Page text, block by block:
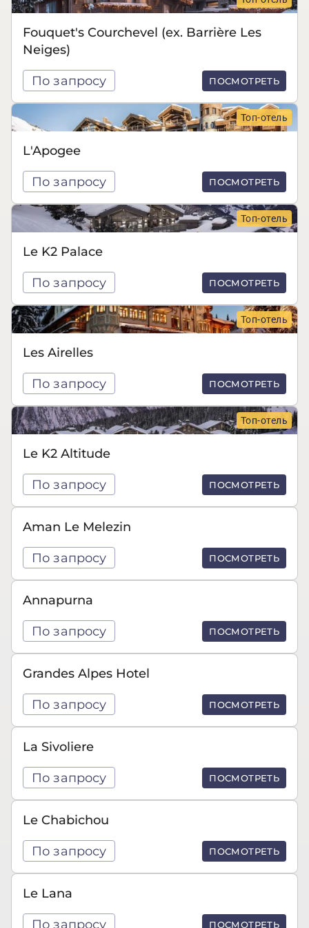
Fouquet's Courchevel (ex. Barrière Les
Neiges)
По запросу ПОСМОТРЕТЬ
Топ-отель
L'Apogee
По запросу ПОСМОТРЕТЬ
Топ-отель
Le K2 Palace
По запросу ПОСМОТРЕТЬ
Топ-отель
Les Airelles
По запросу ПОСМОТРЕТЬ
Топ-отель
Le K2 Altitude
По запросу ПОСМОТРЕТЬ
Aman Le Melezin
По запросу ПОСМОТРЕТЬ
Annapurna
По запросу ПОСМОТРЕТЬ
Grandes Alpes Hotel
По запросу ПОСМОТРЕТЬ
La Sivoliere
По запросу ПОСМОТРЕТЬ
Le Chabichou
По запросу ПОСМОТРЕТЬ
Le Lana
По запросу ПОСМОТРЕТЬ